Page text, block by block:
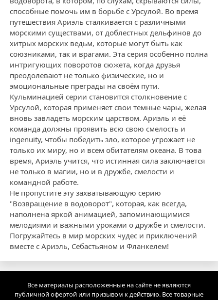
способные помочь им в борьбе с Урсулой. Во время
путешествия Ариэль сталкивается с различными
морскими существами, от доблестных дельфинов до
хитрых морских ведьм, которые могут быть как
союзниками, так и врагами. Эта серия особенно полна
интригующих поворотов сюжета, когда друзья
преодолевают не только физические, но и
эмоциональные преграды на своём пути.
Кульминацией серии становится столкновение с
Урсулой, которая применяет свои темные чары, желая
вновь завладеть морским царством. Ариэль и её
команда должны проявить всю свою смелость и
ingenuity, чтобы победить зло, которое угрожает не
только их миру, но и всем обитателям океана. В това
время, Ариэль учится, что истинная сила заключается
не только в магии, но и в дружбе, смелости и
командной работе.
Не пропустите эту захватывающую серию
"Возвращение в водоворот", которая, как всегда,
наполнена яркой анимацией, запоминающимися
мелодиями и важными уроками о дружбе и смелости.
Погружайтесь в мир морских чудес и приключений
вместе с Ариэль, Себастьяном и Фланкелем!
Все материалы расположенные на сайте не являются
публичной офертой или призывом к действию. Все товарные